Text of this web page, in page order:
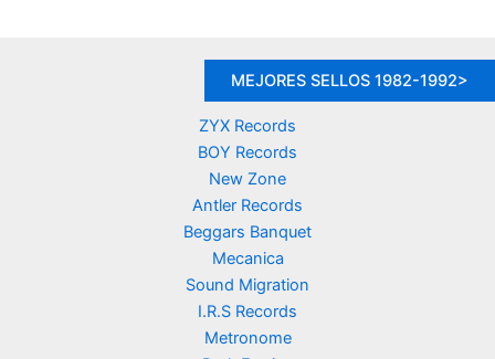
MEJORES SELLOS 1982-1992>
ZYX Records
BOY Records
New Zone
Antler Records
Beggars Banquet
Mecanica
Sound Migration
I.R.S Records
Metronome